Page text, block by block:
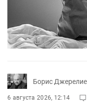
Борис
6 августа 2026, 12:14